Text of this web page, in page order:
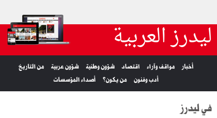
ليدرز العربية
أخبار مواقف وآراء اقتصاد شؤون وطنية شؤون عربية
من التاريخ
أدب وفنون
من يكون؟ أصداء المؤسسات
في ليدرز